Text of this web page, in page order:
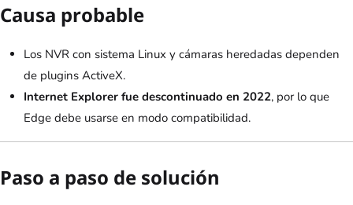
Causa probable
Los NVR con sistema Linux y cámaras heredadas dependen
de plugins ActiveX.
Internet Explorer fue descontinuado en 2022, por lo que
Edge debe usarse en modo compatibilidad.
Paso a paso de solución